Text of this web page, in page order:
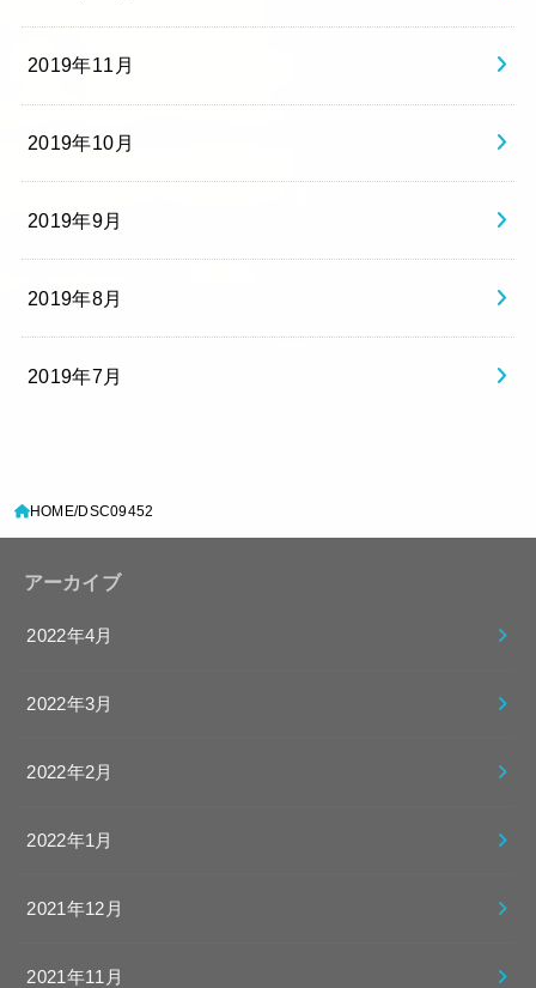
2019年11月
2019年10月
2019年9月
2019年8月
2019年7月
HOME DSC09452
アーカイブ
2022年4月
2022年3月
2022年2月
2022年1月
2021年12月
2021年11月